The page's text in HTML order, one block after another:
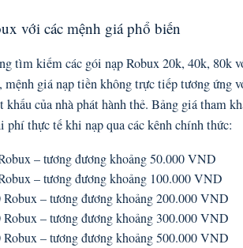
với các mệnh giá phổ biến
tìm kiếm các gói nạp Robux 20k, 40k, 80k
mệnh giá nạp tiền không trực tiếp tương ứng
khấu của nhà phát hành thẻ. Bảng giá tham
phí thực tế khi nạp qua các kênh chính thức:
– tương đương khoảng 50.000 VND
– tương đương khoảng 100.000 VND
– tương đương khoảng 200.000 VND
– tương đương khoảng 300.000 VND
– tương đương khoảng 500.000 VND